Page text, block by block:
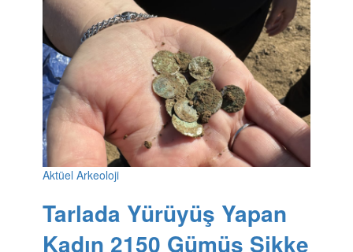
Aktüel Arkeoloji
Tarlada Yürüyüş Yapan
Kadın 2150 Gümüş Sikke